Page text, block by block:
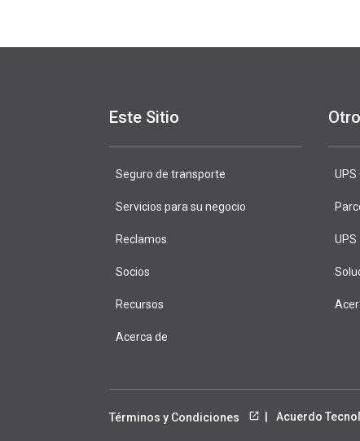
Este Sitio
Seguro de transporte
Servicios para su negocio
Reclamos
Socios
Recursos
Acerca de
UPS
UPS
Términos y Condiciones Acuerdo